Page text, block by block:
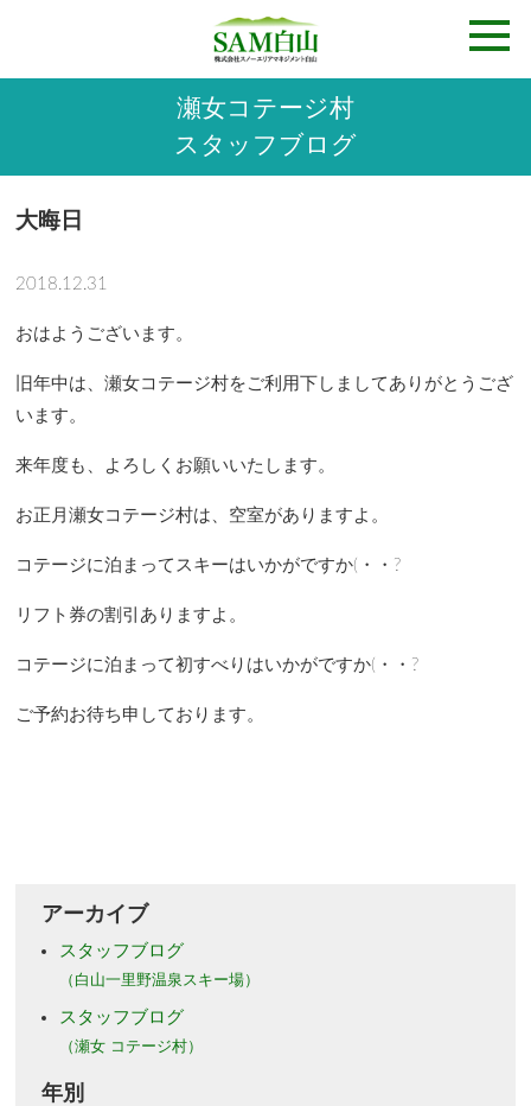
瀬女コテージ村
スタッフブログ
大晦日
2018.12.31
おはようございます。
旧年中は、瀬女コテージ村をご利用下しましてありがとうござ
います。
来年度も、よろしくお願いいたします。
お正月瀬女コテージ村は、空室がありますよ。
コテージに泊まってスキーはいかがですか(・・?
リフト券の割引ありますよ。
コテージに泊まって初すべりはいかがですか(・・?
ご予約お待ち申しております。
アーカイブ
スタッフブログ
（白山一里野温泉スキー場）
スタッフブログ
（瀬女 コテージ村）
年別